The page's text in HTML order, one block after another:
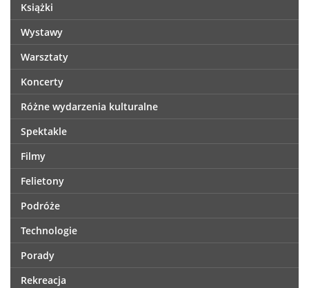
Książki
Wystawy
Warsztaty
Koncerty
Różne wydarzenia kulturalne
Spektakle
Filmy
Felietony
Podróże
Technologie
Porady
Rekreacja